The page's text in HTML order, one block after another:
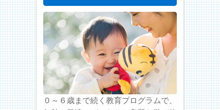
０～６歳まで続く教育プログラムで、